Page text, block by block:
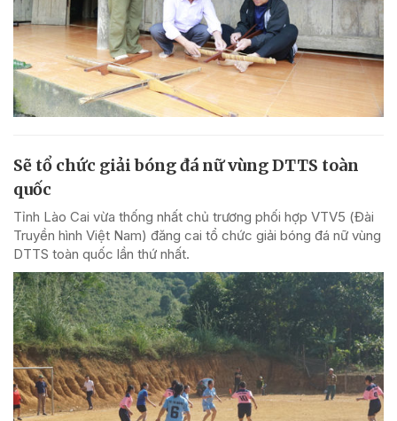
Sẽ tổ chức giải bóng đá nữ vùng DTTS toàn
quốc
Tỉnh Lào Cai vừa thống nhất chủ trương phối hợp VTV5 (Đài
Truyền hình Việt Nam) đăng cai tổ chức giải bóng đá nữ vùng
DTTS toàn quốc lần thứ nhất.